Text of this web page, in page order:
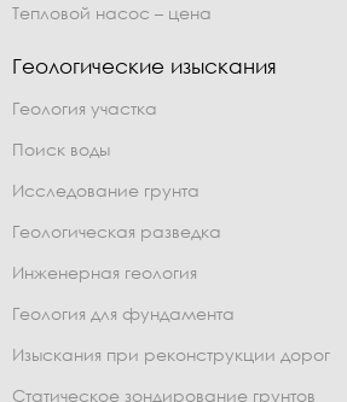
Тепловой насос – цена
Геологические изыскания
Геология участка
Поиск воды
Исследование грунта
Геологическая разведка
Инженерная геология
Геология для фундамента
Изыскания при реконструкции дорог
Статическое зондирование грунтов